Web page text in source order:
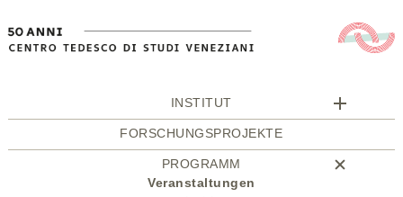
INSTITUT
FORSCHUNGSPROJEKTE
PROGRAMM
Veranstaltungen